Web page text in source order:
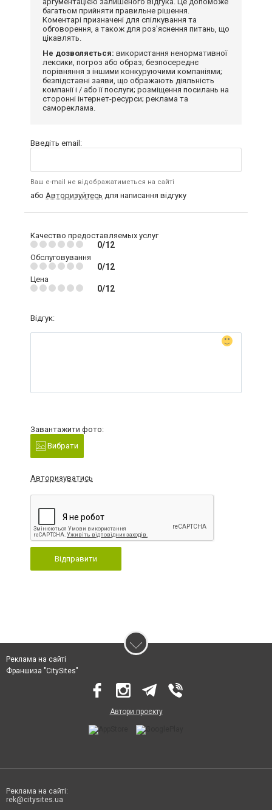
багатьом прийняти правильне рішення.
Коментарі призначені для спілкування та
обговорення, а також для роз'яснення питань, що
цікавлять.
Не дозволяється: використання ненормативної
лексики, погроз або образ; безпосереднє
порівняння з іншими конкуруючими компаніями;
безпідставні заяви, що ображають діяльність
компанії і / або її послуги; розміщення посилань на
сторонні інтернет-ресурси; реклама та
самореклама.
Введіть email:
Ваш e-mail не відображатиметься на сайті
або Авторизуйтесь для написання відгуку
Качество предоставляемых услуг
0/12
Обслуговування
0/12
Цена
0/12
Відгук:
Завантажити фото:
Вибрати
Авторизуватись
Відправити
Реклама на сайті
Франшиза "CitySites"
Автори проєкту
Реклама на сайті:
rek@citysites.ua